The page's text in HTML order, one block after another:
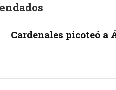
Cardenales picoteó